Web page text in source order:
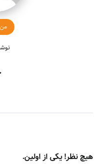
هیچ نظر! یکی از اولین.